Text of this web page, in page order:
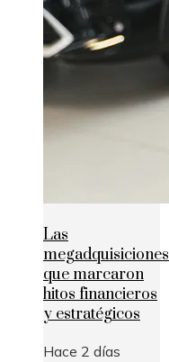
Las
megadquisiciones
que marcaron
hitos financieros
y estratégicos
Hace 2 días